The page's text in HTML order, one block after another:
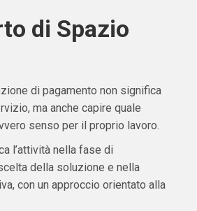
di Spazio
di pagamento non significa
ma anche capire quale
senso per il proprio lavoro.
l’attività nella fase di
della soluzione e nella
con un approccio orientato alla